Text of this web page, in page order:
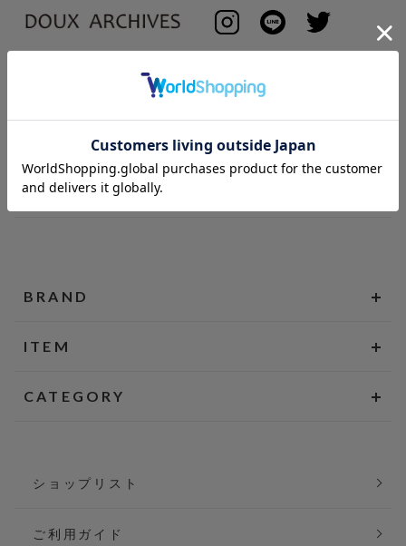
BRAND
ITEM
CATEGORY
ショップリスト
ご利用ガイド